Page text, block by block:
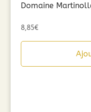
Domaine
8,85€